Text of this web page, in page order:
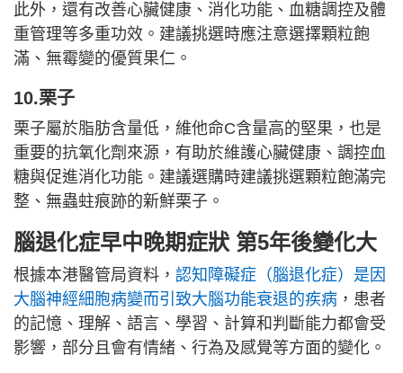
此外，還有改善心臟健康、消化功能、血糖調控及體
重管理等多重功效。建議挑選時應注意選擇顆粒飽
滿、無霉變的優質果仁。
10.栗子
栗子屬於脂肪含量低，維他命C含量高的堅果，也是
重要的抗氧化劑來源，有助於維護心臟健康、調控血
糖與促進消化功能。建議選購時建議挑選顆粒飽滿完
整、無蟲蛀痕跡的新鮮栗子。
腦退化症早中晚期症狀 第5年後變化大
根據本港醫管局資料， 認知障礙症（腦退化症）是因
大腦神經細胞病變而引致大腦功能衰退的疾病 ，患者
的記憶、理解、語言、學習、計算和判斷能力都會受
影響，部分且會有情緒、行為及感覺等方面的變化。